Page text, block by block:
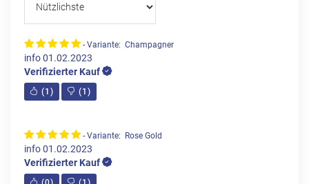
- Variante: Champagner
info01.02.2023
Verifizierter Kauf
(1 ) (1 )
- Variante: Rose Gold
info01.02.2023
Verifizierter Kauf